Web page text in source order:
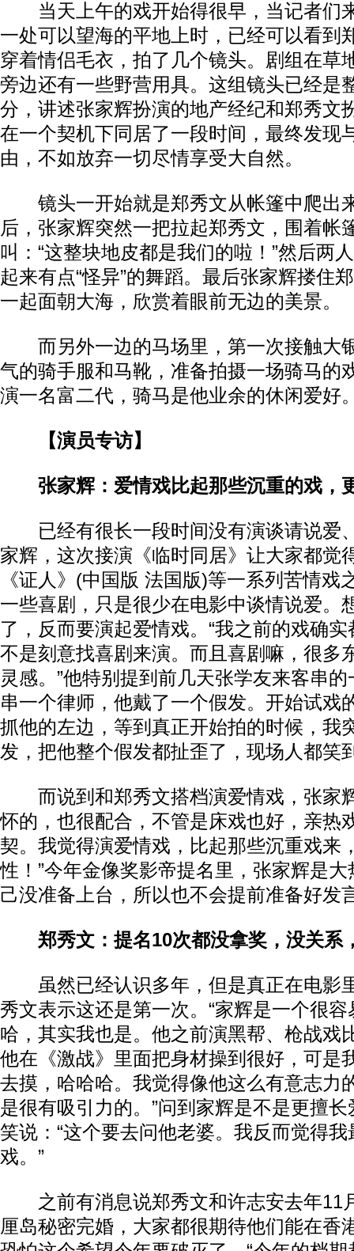
当天上午的戏开始得很早，当记者们
一处可以望海的平地上时，已经可以看到
穿着情侣毛衣，拍了几个镜头。剧组在草
旁边还有一些野营用具。这组镜头已经是
分，讲述张家辉扮演的地产经纪和郑秀文
在一个契机下同居了一段时间，最终发现
由，不如放弃一切尽情享受大自然。
镜头一开始就是郑秀文从帐篷中爬出
后，张家辉突然一把拉起郑秀文，围着帐
叫：“这整块地皮都是我们的啦！”然后两
起来有点“怪异”的舞蹈。最后张家辉搂住
一起面朝大海，欣赏着眼前无边的美景。
而另外一边的马场里，第一次接触大
气的骑手服和马靴，准备拍摄一场骑马的
演一名富二代，骑马是他业余的休闲爱好
【演员专访】
张家辉：爱情戏比起那些沉重的戏，
已经有很长一段时间没有演谈请说爱
家辉，这次接演《临时同居》让大家都觉
《证人》(中国版 法国版)等一系列苦情戏
一些喜剧，只是很少在电影中谈情说爱。
了，反而要演起爱情戏。“我之前的戏确
不是刻意找喜剧来演。而且喜剧嘛，很多
灵感。”他特别提到前几天张学友来客串
串一个律师，他戴了一个假发。开始试戏
抓他的左边，等到真正开始拍的时候，我
发，把他整个假发都扯歪了，现场人都笑
而说到和郑秀文搭档演爱情戏，张家
怀的，也很配合，不管是床戏也好，亲热
契。我觉得演爱情戏，比起那些沉重戏来
性！”今年金像奖影帝提名里，张家辉是
己没准备上台，所以也不会提前准备好发
郑秀文：提名10次都没拿奖，没关系
虽然已经认识多年，但是真正在电影
秀文表示这还是第一次。“家辉是一个很
哈，其实我也是。他之前演黑帮、枪战戏
他在《激战》里面把身材操到很好，可是
去摸，哈哈哈。我觉得像他这么有意志力
是很有吸引力的。”问到家辉是不是更擅
笑说：“这个要去问他老婆。我反而觉得
戏。”
之前有消息说郑秀文和许志安去年11
厘岛秘密完婚，大家都很期待他们能在香